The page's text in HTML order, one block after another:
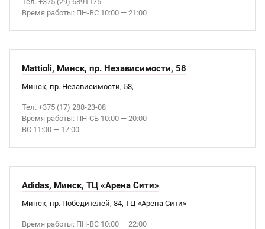
Время работы: ПН-ВС 10:00 — 21:00
Mattioli, Минск, пр. Независимости, 58
Минск, пр. Независимости, 58,
Тел. +375 (17) 288-23-08
Время работы: ПН-СБ 10:00 — 20:00
ВС 11:00 — 17:00
Adidas, Минск, ТЦ «Арена Сити»
Минск, пр. Победителей, 84, ТЦ «Арена Сити»
Время работы: ПН-ВС 10:00 — 22:00